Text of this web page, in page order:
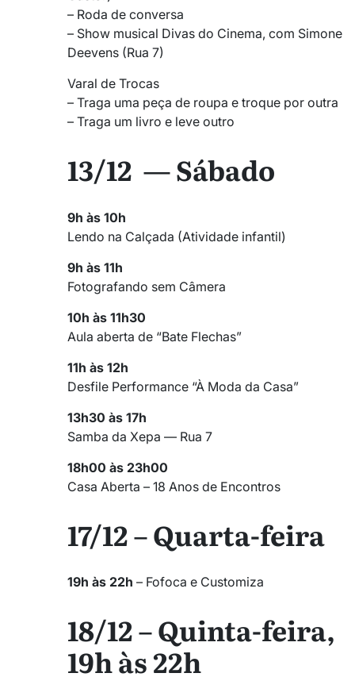
– Roda de conversa
– Show musical Divas do Cinema, com Simone
Deevens (Rua 7)
Varal de Trocas
– Traga uma peça de roupa e troque por outra
– Traga um livro e leve outro
13/12 — Sábado
9h às 10h
Lendo na Calçada (Atividade infantil)
9h às 11h
Fotografando sem Câmera
10h às 11h30
Aula aberta de “Bate Flechas”
11h às 12h
Desfile Performance “À Moda da Casa”
13h30 às 17h
Samba da Xepa — Rua 7
18h00 às 23h00
Casa Aberta – 18 Anos de Encontros
17/12 – Quarta-feira
19h às 22h – Fofoca e Customiza
18/12 – Quinta-feira,
19h às 22h